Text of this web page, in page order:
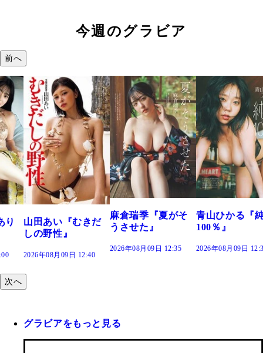
今週のグラビア
前へ
だ
麻倉瑞季『夏がそ
うさせた』
青山ひかる『純度
100％』
2026年08月09日 12:30
溝端 葵『もう
つの、あおい
で。』
2026年08月09日
次へ
グラビアをもっと見る